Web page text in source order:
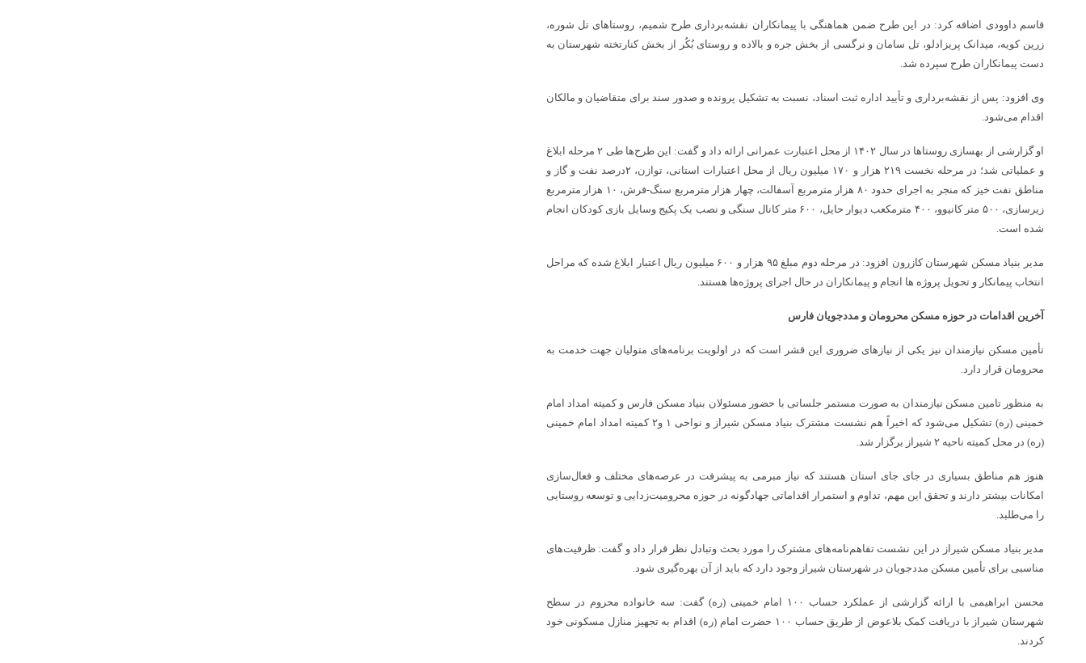
قاسم داوودی اضافه کرد: در این طرح ضمن هماهنگی با پیمانکاران نقشه‌برداری طرح شمیم، روستاهای تل شوره،
زرین کویه، میدانک پریزادلو، تل سامان و نرگسی از بخش جره و بالاده و روستای بُکُر از بخش کنارتخته شهرستان به
دست پیمانکاران طرح سپرده شد.
وی افزود: پس از نقشه‌برداری و تأیید اداره ثبت اسناد، نسبت به تشکیل پرونده و صدور سند برای متقاضیان و مالکان
اقدام می‌شود.
او گزارشی از بهسازی روستاها در سال ۱۴۰۲ از محل اعتبارت عمرانی ارائه داد و گفت: این طرح‌ها طی ۲ مرحله ابلاغ
و عملیاتی شد؛ در مرحله نخست ۲۱۹ هزار و ۱۷۰ میلیون ریال از محل اعتبارات استانی، توازن، ۲درصد نفت و گاز و
مناطق نفت خیز که منجر به اجرای حدود ۸۰ هزار مترمربع آسفالت، چهار هزار مترمربع سنگ-فرش، ۱۰ هزار مترمربع
زیرسازی، ۵۰۰ متر کانیوو، ۴۰۰ مترمکعب دیوار حایل، ۶۰۰ متر کانال سنگی و نصب یک پکیج وسایل بازی کودکان انجام
شده است.
مدیر بنیاد مسکن شهرستان کازرون افزود: در مرحله دوم مبلغ ۹۵ هزار و ۶۰۰ میلیون ریال اعتبار ابلاغ شده که مراحل
انتخاب پیمانکار و تحویل پروژه ها انجام و پیمانکاران در حال اجرای پروژه‌ها هستند.
آخرین اقدامات در حوزه مسکن محرومان و مددجویان فارس
تأمین مسکن نیازمندان نیز یکی از نیازهای ضروری این قشر است که در اولویت برنامه‌های متولیان جهت خدمت به
محرومان قرار دارد.
به منظور تامین مسکن نیازمندان به صورت مستمر جلساتی با حضور مسئولان بنیاد مسکن فارس و کمیته امداد امام
خمینی (ره) تشکیل می‌شود که اخیراً هم نشست مشترک بنیاد مسکن شیراز و نواحی ۱ و۲ کمیته امداد امام خمینی
(ره) در محل کمیته ناحیه ۲ شیراز برگزار شد.
هنوز هم مناطق بسیاری در جای جای استان هستند که نیاز مبرمی به پیشرفت در عرصه‌های مختلف و فعال‌سازی
امکانات بیشتر دارند و تحقق این مهم، تداوم و استمرار اقداماتی جهادگونه در حوزه محرومیت‌زدایی و توسعه روستایی
را می‌طلبد.
مدیر بنیاد مسکن شیراز در این نشست تفاهم‌نامه‌های مشترک را مورد بحث وتبادل نظر قرار داد و گفت: ظرفیت‌های
مناسبی برای تأمین مسکن مددجویان در شهرستان شیراز وجود دارد که باید از آن بهره‌گیری شود.
محسن ابراهیمی با ارائه گزارشی از عملکرد حساب ۱۰۰ امام خمینی (ره) گفت: سه خانواده محروم در سطح
شهرستان شیراز با دریافت کمک بلاعوض از طریق حساب ۱۰۰ حضرت امام (ره) اقدام به تجهیز منازل مسکونی خود
کردند.